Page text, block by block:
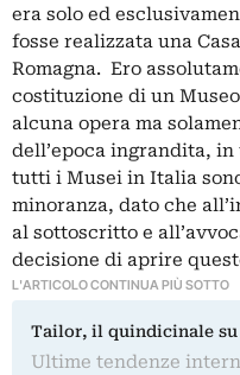
era solo ed
fosse realizzata una
Romagna. Ero
costituzione di un
alcuna opera ma
dell’epoca ingrandita,
tutti i Musei in Italia
minoranza, dato che
al sottoscritto e
decisione di aprire
L'ARTICOLO CONTINUA PIÙ SOTTO
Tailor, il quindicinale su
Ultime tendenze